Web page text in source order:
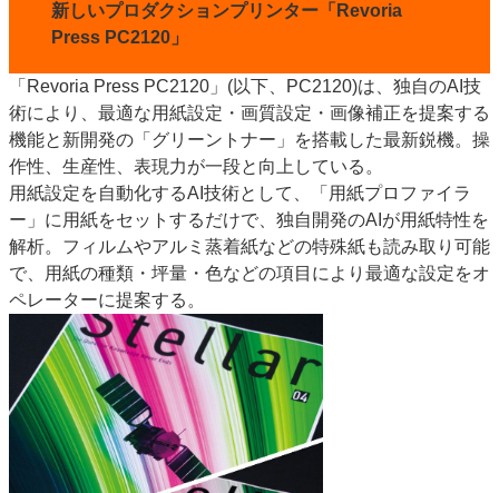
新しいプロダクションプリンター「Revoria
Press PC2120」
「Revoria Press PC2120」(以下、PC2120)は、独自のAI技
術により、最適な用紙設定・画質設定・画像補正を提案する
機能と新開発の「グリーントナー」を搭載した最新鋭機。操
作性、生産性、表現力が一段と向上している。
用紙設定を自動化するAI技術として、「用紙プロファイラ
ー」に用紙をセットするだけで、独自開発のAIが用紙特性を
解析。フィルムやアルミ蒸着紙などの特殊紙も読み取り可能
で、用紙の種類・坪量・色などの項目により最適な設定をオ
ペレーターに提案する。